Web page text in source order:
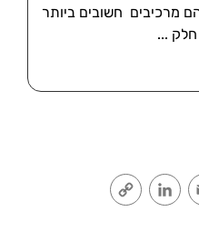
הם מרכיבים חשובים ביותר
חלק
Email
LinkedIn